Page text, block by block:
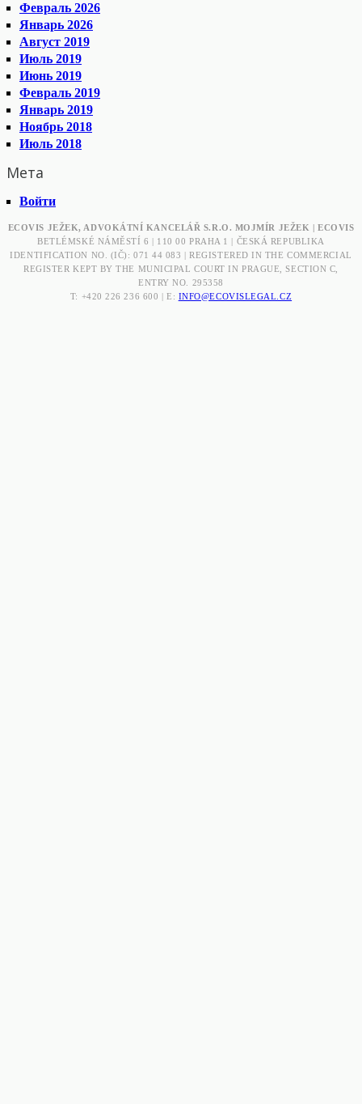
Февраль 2026
Январь 2026
Август 2019
Июль 2019
Июнь 2019
Февраль 2019
Январь 2019
Ноябрь 2018
Июль 2018
Мета
Войти
ECOVIS JEŽEK, ADVOKÁTNÍ KANCELÁŘ S.R.O. MOJMÍR JEŽEK | ECOVIS
BETLÉMSKÉ NÁMĚSTÍ 6 | 110 00 PRAHA 1 | ČESKÁ REPUBLIKA
IDENTIFICATION NO. (IČ): 071 44 083 | REGISTERED IN THE COMMERCIAL
REGISTER KEPT BY THE MUNICIPAL COURT IN PRAGUE, SECTION C,
ENTRY NO. 295358
T: +420 226 236 600 | E: INFO@ECOVISLEGAL.CZ